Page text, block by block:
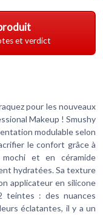
et verdict
pour les nouveaux
Makeup ! Smushy
modulable selon
le confort grâce à
et en céramide
hydratées. Sa texture
applicateur en silicone
teintes : des nuances
éclatantes, il y a un